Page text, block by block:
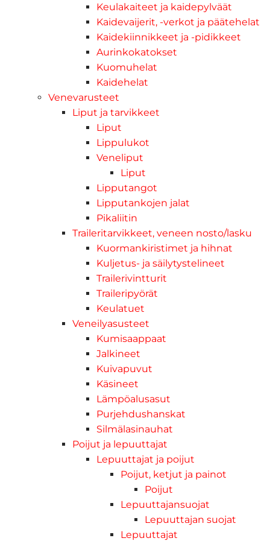
Keulakaiteet ja kaidepylväät
Kaidevaijerit, -verkot ja päätehelat
Kaidekiinnikkeet ja -pidikkeet
Aurinkokatokset
Kuomuhelat
Kaidehelat
Venevarusteet
Liput ja tarvikkeet
Liput
Lippulukot
Veneliput
Liput
Lipputangot
Lipputankojen jalat
Pikaliitin
Traileritarvikkeet, veneen nosto/lasku
Kuormankiristimet ja hihnat
Kuljetus- ja säilytystelineet
Trailerivintturit
Traileripyörät
Keulatuet
Veneilyasusteet
Kumisaappaat
Jalkineet
Kuivapuvut
Käsineet
Lämpöalusasut
Purjehdushanskat
Silmälasinauhat
Poijut ja lepuuttajat
Lepuuttajat ja poijut
Poijut, ketjut ja painot
Poijut
Lepuuttajansuojat
Lepuuttajan suojat
Lepuuttajat